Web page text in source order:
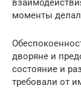
моменты
дворяне и
состояние и
требовали от